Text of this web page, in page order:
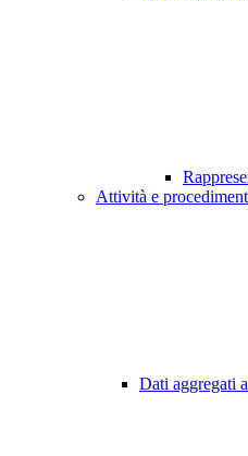
Attività e
Dati aggregati